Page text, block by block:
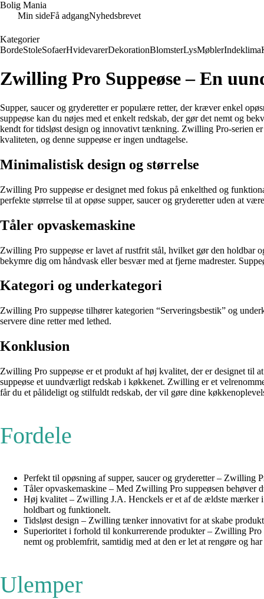
Bolig Mania
Min sideFå adgangNyhedsbrevet
Kategorier
BordeStoleSofaerHvidevarerDekorationBlomsterLysMøblerIndeklima
Zwilling Pro Suppeøse – En
Supper, saucer og gryderetter er populære retter, der kræver enkel
suppeøse kan du nøjes med et enkelt redskab, der gør det nemt og
kendt for tidsløst design og innovativt tænkning. Zwilling Pro-serien
kvaliteten, og denne suppeøse er ingen undtagelse.
Minimalistisk design og størrelse
Zwilling Pro suppeøse er designet med fokus på enkelthed og
perfekte størrelse til at opøse supper, saucer og gryderetter uden at
Tåler opvaskemaskine
Zwilling Pro suppeøse er lavet af rustfrit stål, hvilket gør den holdbar
bekymre dig om håndvask eller besvær med at fjerne madrester.
Kategori og underkategori
Zwilling Pro suppeøse tilhører kategorien “Serveringsbestik” og
servere dine retter med lethed.
Konklusion
Zwilling Pro suppeøse er et produkt af høj kvalitet, der er designet til
suppeøse et uundværligt redskab i køkkenet. Zwilling er et
får du et pålideligt og stilfuldt redskab, der vil gøre dine
Fordele
Perfekt til opøsning af supper, saucer og gryderetter – Zwilling
Tåler opvaskemaskine – Med Zwilling Pro suppeøsen behøver
Høj kvalitet – Zwilling J.A. Henckels er et af de ældste mærker
holdbart og funktionelt.
Tidsløst design – Zwilling tænker innovativt for at skabe
Superioritet i forhold til konkurrerende produkter – Zwilling
nemt og problemfrit, samtidig med at den er let at rengøre og har
Ulemper